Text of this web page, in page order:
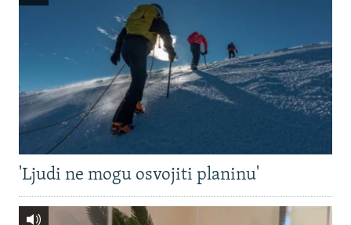
'Ljudi ne mogu osvojiti planinu'